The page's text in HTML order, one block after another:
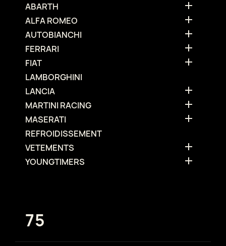
ABARTH 
ALFA ROMEO 
AUTOBIANCHI 
FERRARI 
FIAT 
LAMBORGHINI
LANCIA

MARTINI RACING 
MASERATI 
REFROIDISSEMENT
VETEMENTS

YOUNGTIMERS 
75